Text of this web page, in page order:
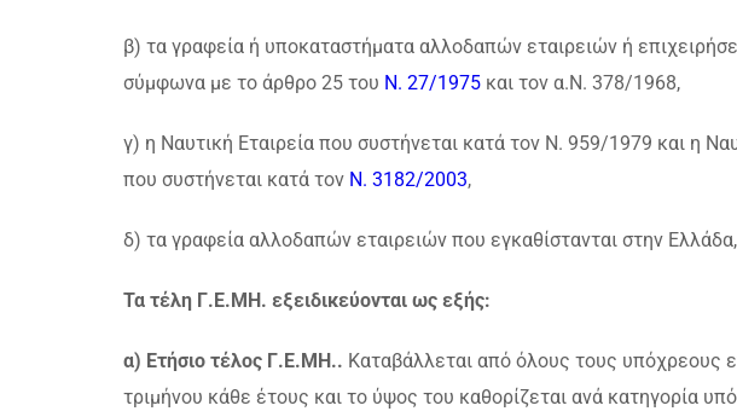
β) τα γραφεία ή υποκαταστήματα αλλοδαπών εταιρειών ή
σύμφωνα με το άρθρο 25 του Ν. 27/1975 και τον α.Ν. 378/1968,
γ) η Ναυτική Εταιρεία που συστήνεται κατά τον Ν. 959/1979 και η
που συστήνεται κατά τον Ν. 3182/2003,
δ) τα γραφεία αλλοδαπών εταιρειών που εγκαθίστανται στην
Τα τέλη Γ.Ε.ΜΗ. εξειδικεύονται ως εξής:
α) Ετήσιο τέλος Γ.Ε.ΜΗ.. Καταβάλλεται από όλους τους
τριμήνου κάθε έτους και το ύψος του καθορίζεται ανά κατηγορία